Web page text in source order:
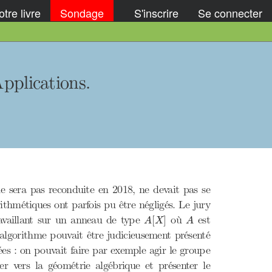
livre Sondage S'inscrire Se connecter
sera pas reconduite en 2018, ne devait pas se
ont parfois pu être négligés. Le jury
sur un anneau de type A[X]
A [X] oùA
A est
pouvait être judicieusement présenté
: on pouvait faire par exemple agir le groupe
vers la géométrie algébrique et présenter le